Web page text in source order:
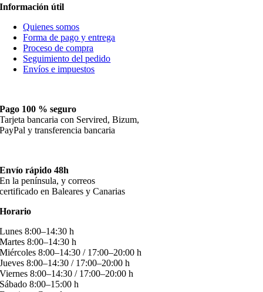
Información útil
Quienes somos
Forma de pago y entrega
Proceso de compra
Seguimiento del pedido
Envíos e impuestos
Pago 100 % seguro
Tarjeta bancaria con Servired, Bizum,
PayPal y transferencia bancaria
Envío rápido 48h
En la península, y correos
certificado en Baleares y Canarias
Horario
Lunes 8:00–14:30 h
Martes 8:00–14:30 h
Miércoles 8:00–14:30 / 17:00–20:00 h
Jueves 8:00–14:30 / 17:00–20:00 h
Viernes 8:00–14:30 / 17:00–20:00 h
Sábado 8:00–15:00 h